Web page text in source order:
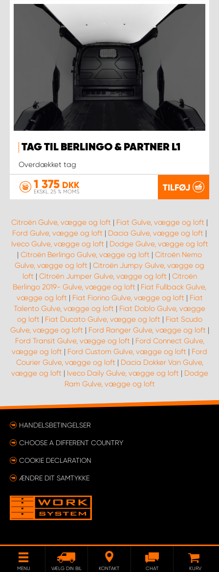
TAG TIL BERLINGO & PARTNER L1
Overdækket tag
1 375 DKK
EKSKL. 25 % MOMS TILFØJ
Citroën Gulve, vægge og loft | Fiat Gulve, vægge og loft |
Ford Gulve, vægge og loft | Dacia Gulve, vægge og loft |
Iveco Gulve, vægge og loft | Dodge Gulve, vægge og loft
| Citroën Berlingo Gulve, vægge og loft | Citroën Nemo
Gulve, vægge og loft | Citroën Jumpy Gulve, vægge og
loft | Citroën Jumper Gulve, vægge og loft | Citroën
Berlingo 2019- Gulve, vægge og loft | Fiat Fullback Gulve,
vægge og loft | Fiat Fiorino Gulve, vægge og loft | Fiat
Talento Gulve, vægge og loft | Fiat Doblo Gulve, vægge
og loft | Fiat Ducato Gulve, vægge og loft | Fiat Scudo
Gulve, vægge og loft | Ford Ranger Gulve, vægge og loft |
Ford Transit Gulve, vægge og loft | Ford Connect Gulve,
vægge og loft | Ford Custom Gulve, vægge og loft | Ford
Courier Gulve, vægge og loft | Dacia Dokker Van Gulve,
vægge og loft | Iveco Daily Gulve, vægge og loft | Dodge
Ram Gulve, vægge og loft
HANDELSBETINGELSER
CHOOSE A DIFFERENT COUNTRY
COOKIE DECLARATION
ÆNDRE DIT SAMTYKKE
MENU VÆLG DIN BIL KONTAKT CHAT KURV